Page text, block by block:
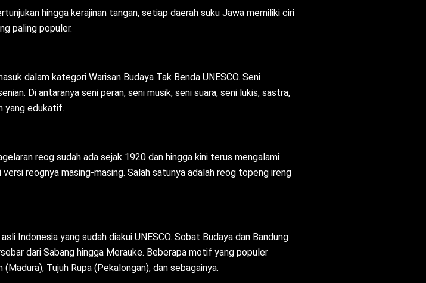
hingga kerajinan tangan, setiap daerah suku Jawa memiliki ciri
paling populer.
dalam kategori Warisan Budaya Tak Benda UNESCO. Seni
Di antaranya seni peran, seni musik, seni suara, seni lukis, sastra,
yang edukatif.
reog sudah ada sejak 1920 dan hingga kini terus mengalami
reognya masing-masing. Salah satunya adalah reog topeng ireng
Indonesia yang sudah diakui UNESCO. Sobat Budaya dan Bandung
dari Sabang hingga Merauke. Beberapa motif yang populer
Tujuh Rupa (Pekalongan), dan sebagainya.